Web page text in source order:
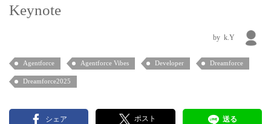
Keynote
k.Y
Agentforce Agentforce Vibes Developer Dreamforce
Dreamforce2025
シェア ポスト 送る